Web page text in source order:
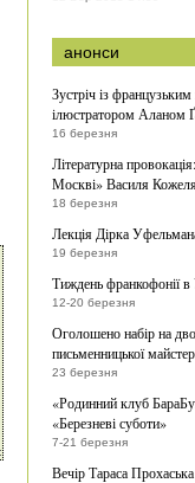
анонси
Зустріч із
ілюстратором Аланом
16 березня
Літературна
Москві» Василя
18 березня
Лекція Дірка
19 березня
Тиждень франкофонії в
12-20 березня
Оголошено набір на
письменницької
23 березня
«Родинний клуб
«Березневі суботи»
7-21 березня
Вечір Тараса